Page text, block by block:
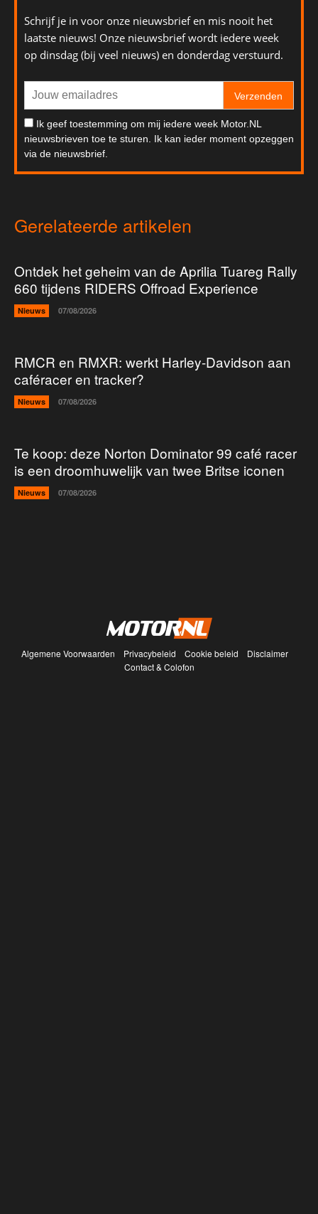
Schrijf je in voor onze nieuwsbrief en mis nooit het
laatste nieuws! Onze nieuwsbrief wordt iedere week
op dinsdag (bij veel nieuws) en donderdag verstuurd.
Verzenden
Ik geef toestemming om mij iedere week Motor.NL
nieuwsbrieven toe te sturen. Ik kan ieder moment opzeggen
via de nieuwsbrief.
Gerelateerde artikelen
Ontdek het geheim van de Aprilia Tuareg Rally
660 tijdens RIDERS Offroad Experience
Nieuws 07/08/2026
RMCR en RMXR: werkt Harley-Davidson aan
caféracer en tracker?
Nieuws 07/08/2026
Te koop: deze Norton Dominator 99 café racer
is een droomhuwelijk van twee Britse iconen
Nieuws 07/08/2026
Algemene Voorwaarden Privacybeleid Cookie beleid
Disclaimer
Contact & Colofon